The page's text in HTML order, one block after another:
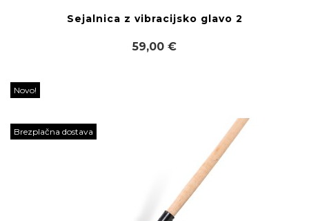
Sejalnica z vibracijsko glavo 2
59,00 €
Novo!
Brezplačna dostava